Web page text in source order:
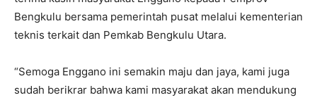
Bengkulu bersama pemerintah pusat melalui kementerian
teknis terkait dan Pemkab Bengkulu Utara.
“Semoga Enggano ini semakin maju dan jaya, kami juga
sudah berikrar bahwa kami masyarakat akan mendukung